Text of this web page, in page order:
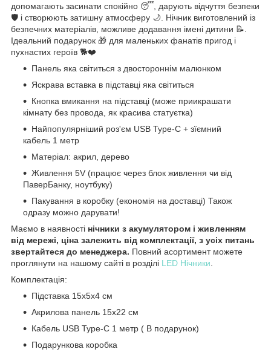
допомагають засинати спокійно 😴, дарують відчуття безпеки
🛡️ і створюють затишну атмосферу 🌙. Нічник виготовлений із
безпечних матеріалів, можливе додавання імені дитини 📝.
Ідеальний подарунок 🎁 для маленьких фанатів пригод і
пухнастих героїв 🐕❤️
Панель яка світиться з двостороннім малюнком
Яскрава вставка в підставці яка світиться
Кнопка вмикання на підставці (може приикрашати
кімнату без провода, як красива статуєтка)
Найпопулярніший роз'єм USB Type-C + зїємний
кабель 1 метр
Матеріал: акрил, дерево
Живлення 5V (працює через блок живлення чи від
ПаверБанку, ноутбуку)
Пакування в коробку (економія на доставці) Також
одразу можно дарувати!
Маємо в наявності нічники з акумулятором і живленням
від мережі, ціна залежить від комплектації, з усіх питань
звертайтеся до менеджера. Повний асортимент можете
проглянути на нашому сайті в розділі LED Нічники
Комплектація:
Підставка 15х5х4 см
Акрилова панель 15х22 см
Кабель USB Type-C 1 метр ( В подарунок)
Подарункова коробка